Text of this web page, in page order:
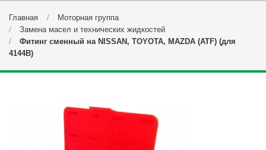
Главная
Моторная группа
Замена масел и технических жидкостей
Фитинг сменный на NISSAN, TOYOTA, MAZDA (ATF) (для
4144B)